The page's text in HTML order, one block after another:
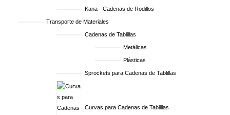
Kana - Cadenas de Rodillos
Transporte de Materiales
Cadenas de Tablillas
Metálicas
Plásticas
Sprockets para Cadenas de Tablillas
Curvas para Cadenas de Tablillas